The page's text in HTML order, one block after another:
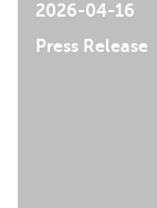
2026-04-16
Press Release